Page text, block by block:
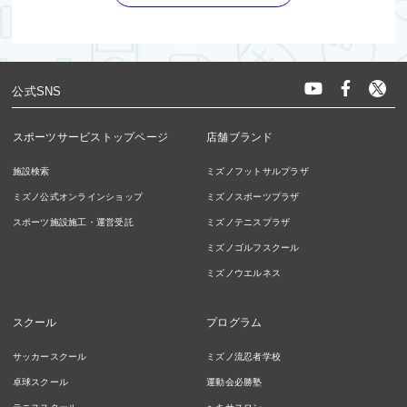
公式SNS
スポーツサービストップページ
施設検索
ミズノ公式オンラインショップ
スポーツ施設施工・運営受託
店舗ブランド
ミズノフットサルプラザ
ミズノスポーツプラザ
ミズノテニスプラザ
ミズノゴルフスクール
ミズノウエルネス
スクール
サッカースクール
卓球スクール
プログラム
ミズノ流忍者学校
運動会必勝塾